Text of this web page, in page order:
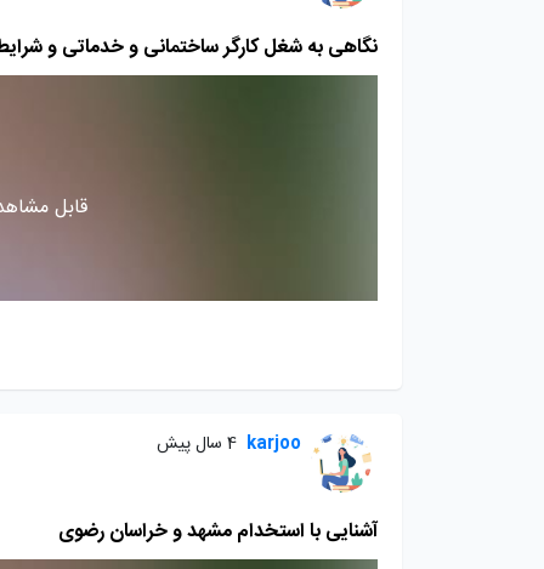
نگاهی به شغل کارگر ساختمانی و خدماتی و
قابل
karjoo 4 سال پیش
آشنایی با استخدام مشهد و خراسان رضوی